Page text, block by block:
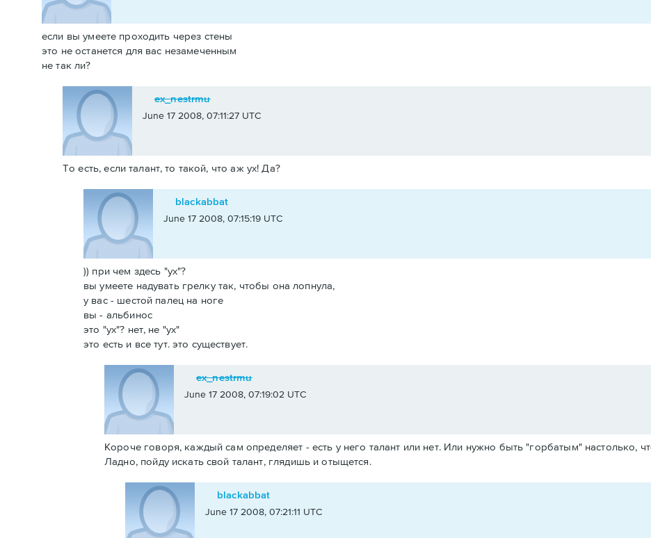
если вы умеете проходить через стены
это не останется для вас незамеченным
не так ли?
ex_nestrmu
June 17 2008, 07:11:27 UTC
То есть, если талант, то такой, что аж ух! Да?
blackabbat
June 17 2008, 07:15:19 UTC
)) при чем здесь "ух"?
вы умеете надувать грелку так, чтобы она лопнула,
у вас - шестой палец на ноге
вы - альбинос
это "ух"? нет, не "ух"
это есть и все тут. это существует.
ex_nestrmu
June 17 2008, 07:19:02 UTC
Короче говоря, каждый сам определяет - есть у него талант или нет. Или нужно быть "горбатым" настолько,
Ладно, пойду искать свой талант, глядишь и отыщется.
blackabbat
June 17 2008, 07:21:11 UTC